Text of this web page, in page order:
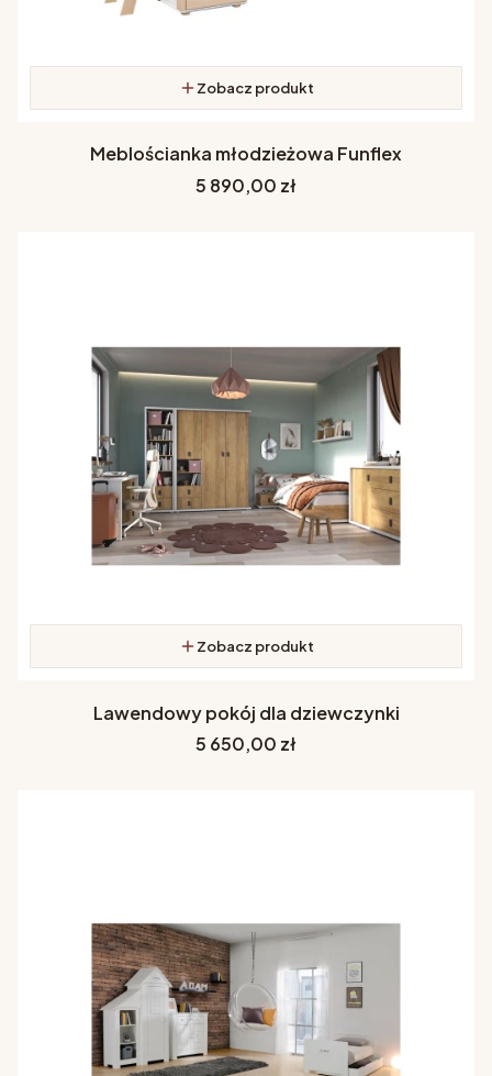
Zobacz produkt
Meblościanka młodzieżowa Funflex
Cena
5 890,00 zł
Zobacz produkt
Lawendowy pokój dla dziewczynki
Cena
5 650,00 zł